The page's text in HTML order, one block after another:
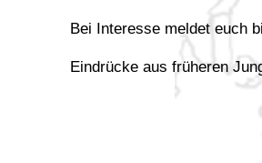
Bei Interesse meldet euch
Eindrücke aus früheren